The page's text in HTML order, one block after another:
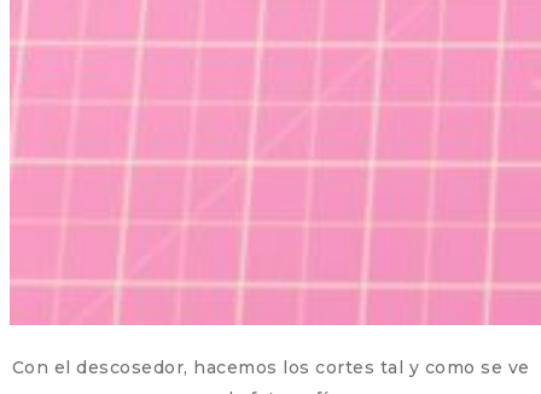
Con el descosedor, hacemos los cortes tal y como se ve